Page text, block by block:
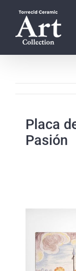
content
Placa
Pasión